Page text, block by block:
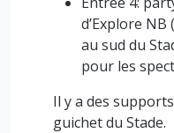
d’Explore
au sud du
pour les
Il y a des
guichet du Stade.